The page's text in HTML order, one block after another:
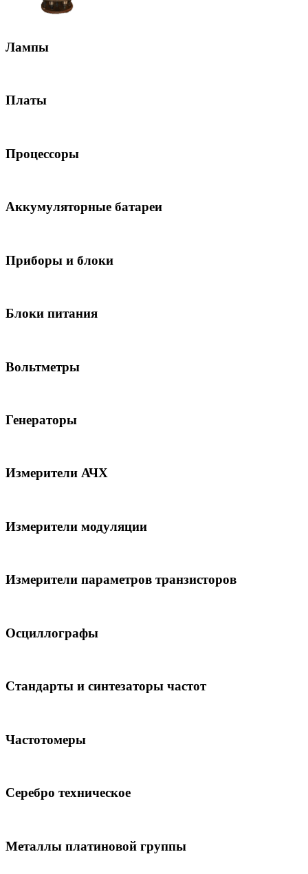
Лампы
Платы
Процессоры
Аккумуляторные батареи
Приборы и блоки
Блоки питания
Вольтметры
Генераторы
Измерители АЧХ
Измерители модуляции
Измерители параметров транзисторов
Осциллографы
Стандарты и синтезаторы частот
Частотомеры
Серебро техническое
Металлы платиновой группы